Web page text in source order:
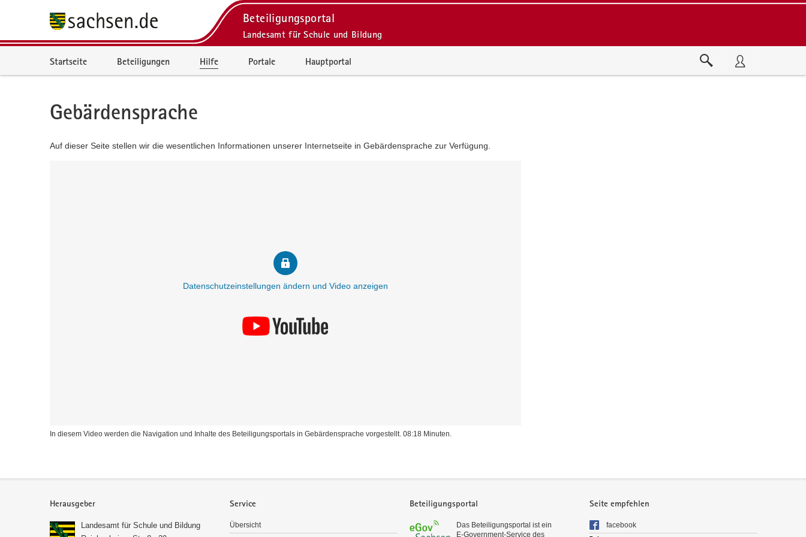
Beteiligungsportal
Landesamt für Schule und Bildung
Startseite Beteiligungen Hilfe Portale Hauptportal
Gebärdensprache
Auf dieser Seite stellen wir die wesentlichen Informationen unserer Internetseite in Gebärdensprache zur Verfügung.
Datenschutzeinstellungen ändern und Video anzeigen
In diesem Video werden die Navigation und Inhalte des Beteiligungsportals in Gebärdensprache vorgestellt. 08:18 Minuten.
Herausgeber
Landesamt für Schule und Bildung
Service
Übersicht
Beteiligungsportal
Das Beteiligungsportal ist ein
E‑Government-Service des
Seite empfehlen
facebook